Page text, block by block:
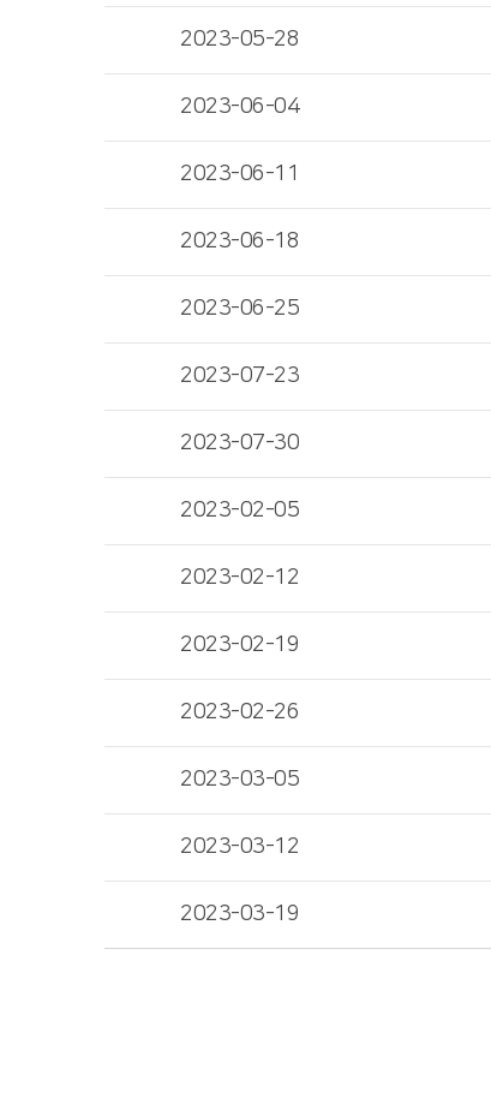
2023-05-28
2023-06-04
2023-06-11
2023-06-18
2023-06-25
2023-07-23
2023-07-30
2023-02-05
2023-02-12
2023-02-19
2023-02-26
2023-03-05
2023-03-12
2023-03-19